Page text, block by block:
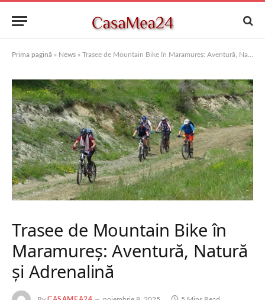
Prima pagină » News » Trasee de Mountain Bike în Maramureș: Aventură, Natură și Adrenalină
Trasee de Mountain Bike în
Maramureș: Aventură, Natură
și Adrenalină